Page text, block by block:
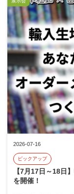
2026-07-16
ピックアップ
【7月17日～18日
を開催！